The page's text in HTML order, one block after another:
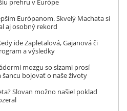
prehru v Európe
Európanom. Skvelý Machata si
aj osobný rekord
ide Zapletalová, Gajanová či
a výsledky
mozgu so slzami prosí
šancu bojovať o naše životy
Slovan možno našiel poklad